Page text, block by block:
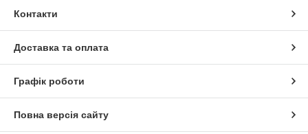
Контакти
Доставка та оплата
Графік роботи
Повна версія сайту